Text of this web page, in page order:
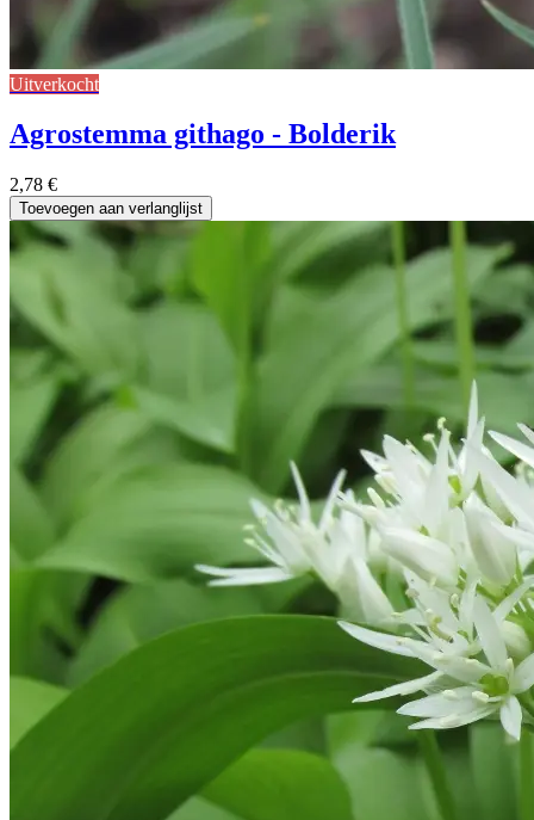
Uitverkocht
Agrostemma githago - Bolderik
2,78 €
Toevoegen aan verlanglijst